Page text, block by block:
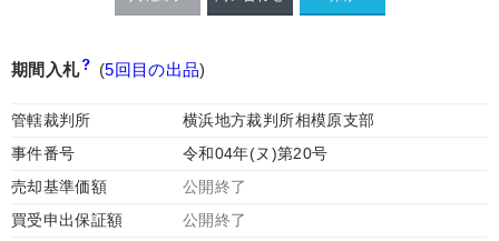
期間入札 (5回目の出品)
管轄裁判所
横浜地方裁判所相模原支部
事件番号
令和04年(ヌ)第20号
売却基準価額
公開終了
買受申出保証額
公開終了